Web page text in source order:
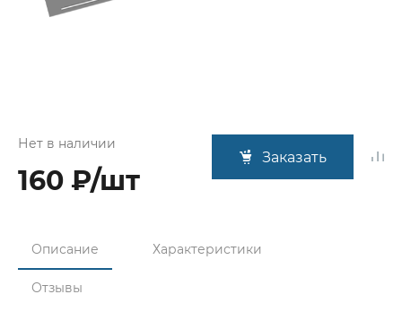
Нет в наличии
160 ₽/шт
Заказать
Описание Характеристики
Отзывы